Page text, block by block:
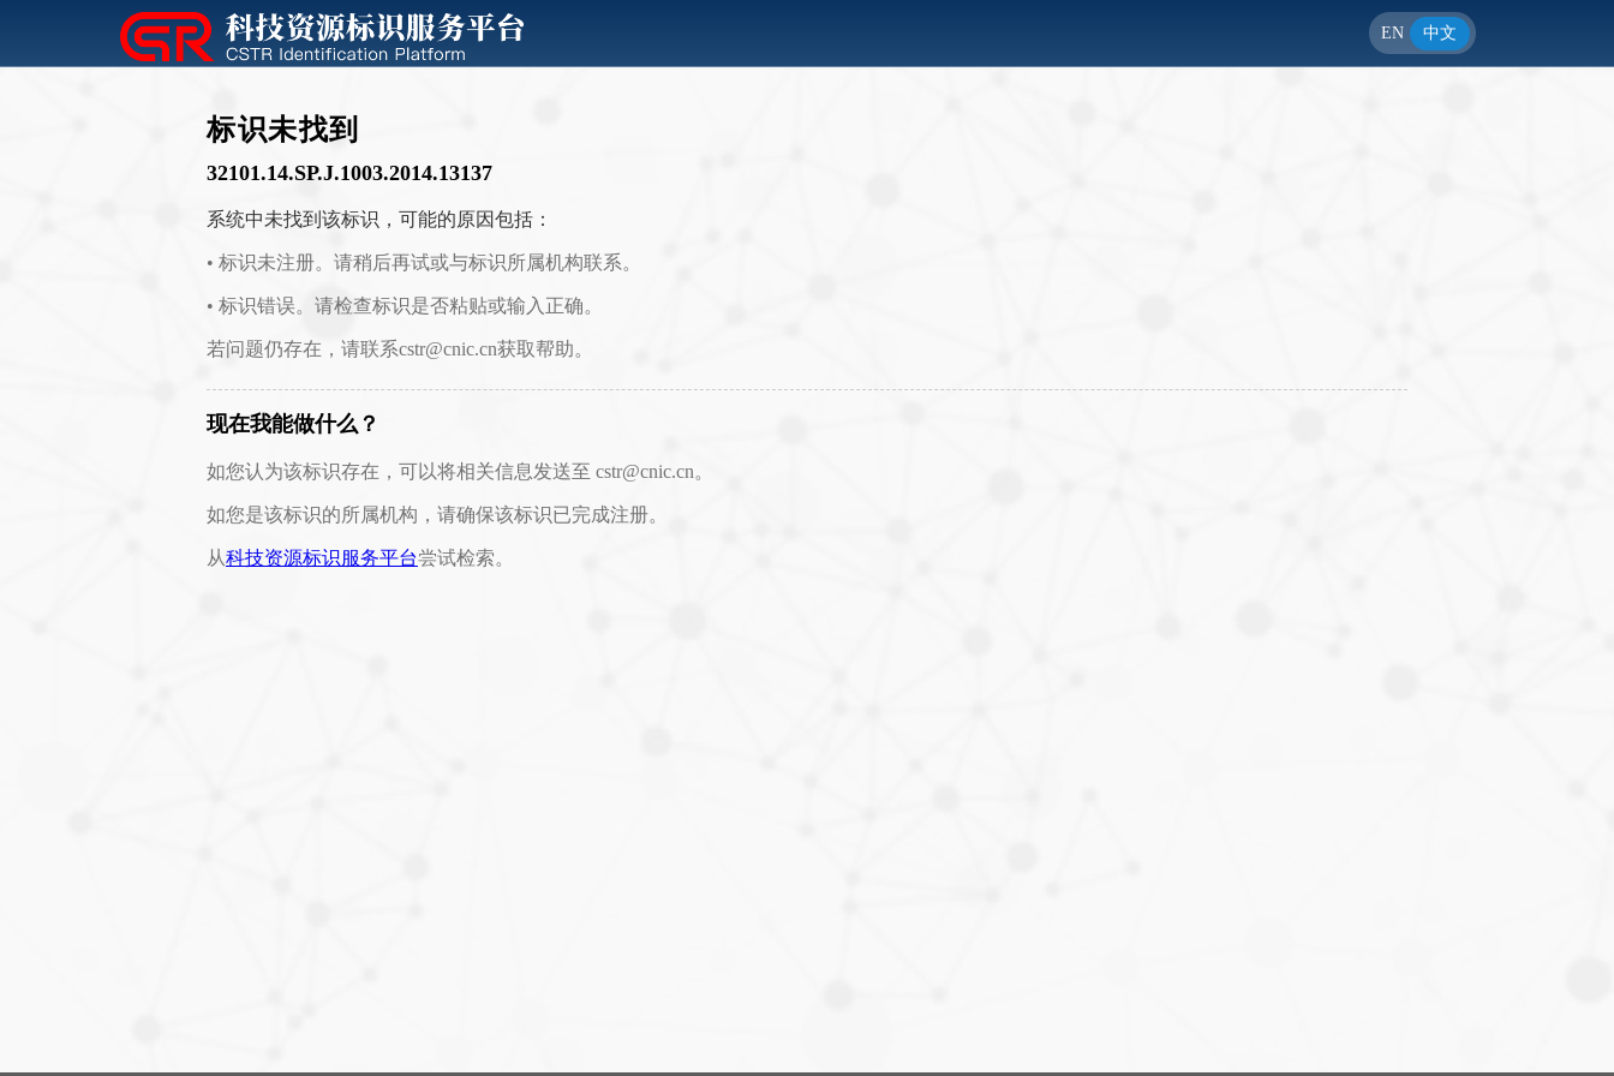
EN 中文
标识未找到
32101.14.SP.J.1003.2014.13137
系统中未找到该标识，可能的原因包括：
• 标识未注册。请稍后再试或与标识所属机构联系。
• 标识错误。请检查标识是否粘贴或输入正确。
若问题仍存在，请联系cstr@cnic.cn获取帮助。
现在我能做什么？
如您认为该标识存在，可以将相关信息发送至 cstr@cnic.cn。
如您是该标识的所属机构，请确保该标识已完成注册。
从科技资源标识服务平台尝试检索。